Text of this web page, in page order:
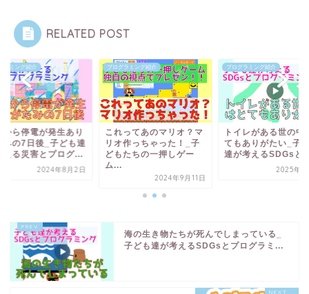
RELATED POST
ラミング紹介
から停電が発生あり
みの7日後_子ども達
える災害とプログ...
2024年8月2日
プログラミング紹介
これってあのマリオ？マ
リオ作っちゃった！_子
どもたちの一押しゲー
ム...
2024年9月11日
プログラミング紹介
トイレがある世の中
てもありがたい_子
達が考えるSDGsと
2025年7
海の生き物たちが死んでしまっている_
子ども達が考えるSDGsとプログラミ...